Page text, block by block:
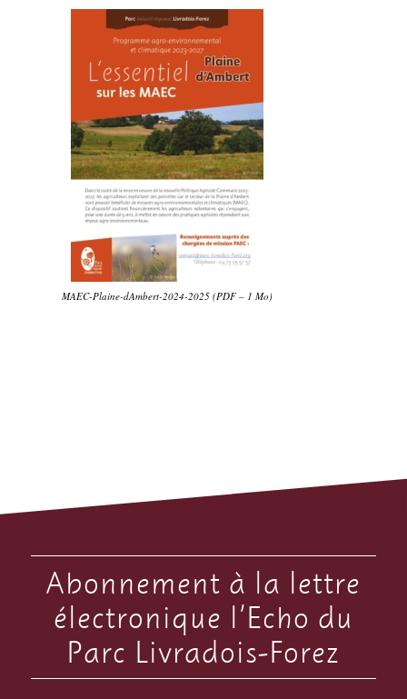
MAEC-Plaine-dAmbert-2024-2025 (PDF – 1 Mo)
Abonnement à la lettre
électronique l’Echo du
Parc Livradois-Forez